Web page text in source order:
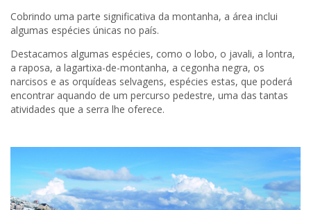
Cobrindo uma parte significativa da montanha, a área inclui
algumas espécies únicas no país.
Destacamos algumas espécies, como o lobo, o javali, a lontra,
a raposa, a lagartixa-de-montanha, a cegonha negra, os
narcisos e as orquídeas selvagens, espécies estas, que poderá
encontrar aquando de um percurso pedestre, uma das tantas
atividades que a serra lhe oferece.